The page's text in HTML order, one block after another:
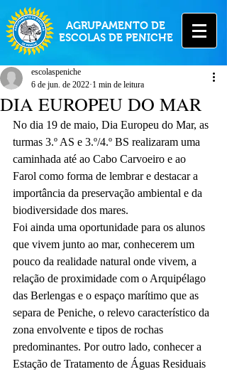
AGRUPAMENTO DE
ESCOLAS DE PENICHE
DIA EUROPEU DO MAR
escolaspeniche
6 de jun. de 2022 1 min de leitura
No dia 19 de maio, Dia Europeu do Mar, as
turmas 3.º AS e 3.º/4.º BS realizaram uma
caminhada até ao Cabo Carvoeiro e ao
Farol como forma de lembrar e destacar a
importância da preservação ambiental e da
biodiversidade dos mares.
Foi ainda uma oportunidade para os alunos
que vivem junto ao mar, conhecerem um
pouco da realidade natural onde vivem, a
relação de proximidade com o Arquipélago
das Berlengas e o espaço marítimo que as
separa de Peniche, o relevo característico da
zona envolvente e tipos de rochas
predominantes. Por outro lado, conhecer a
Estação de Tratamento de Águas Residuais